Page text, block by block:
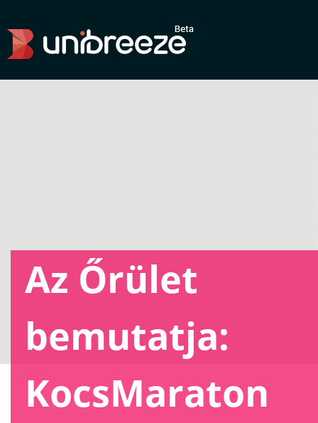
Az Őrület
bemutatja:
KocsMaraton